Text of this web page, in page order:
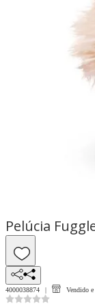
Pelúcia
4000038874 Vendido e